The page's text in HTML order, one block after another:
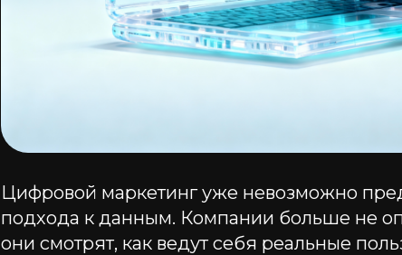
Цифровой маркетинг уже невозможно
подхода к данным. Компании больше не
они смотрят, как ведут себя реальные